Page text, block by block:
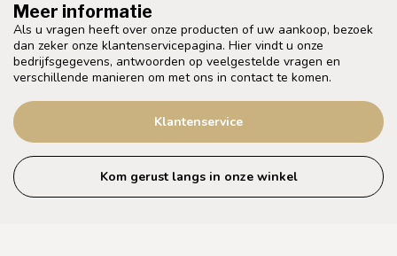
Meer informatie
Als u vragen heeft over onze producten of uw aankoop, bezoek
dan zeker onze klantenservicepagina. Hier vindt u onze
bedrijfsgegevens, antwoorden op veelgestelde vragen en
verschillende manieren om met ons in contact te komen.
Klantenservice
Kom gerust langs in onze winkel